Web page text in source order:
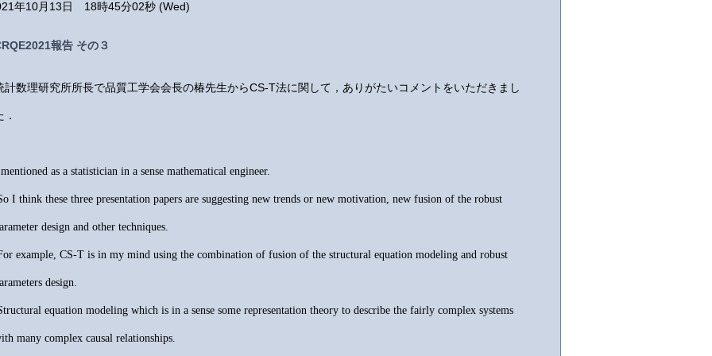
年10月13日 18時45分02秒 (Wed)
報告 その３
計数理研究所所長で品質工学会会長の椿先生からCS-T法に関して，ありがたいコメントをいただきまし
．
as a statistician in a sense mathematical engineer.
I think these three presentation papers are suggesting new trends or new motivation, new fusion of the robust
design and other techniques.
example, CS-T is in my mind using the combination of fusion of the structural equation modeling and robust
design.
equation modeling which is in a sense some representation theory to describe the fairly complex systems
many complex causal relationships.